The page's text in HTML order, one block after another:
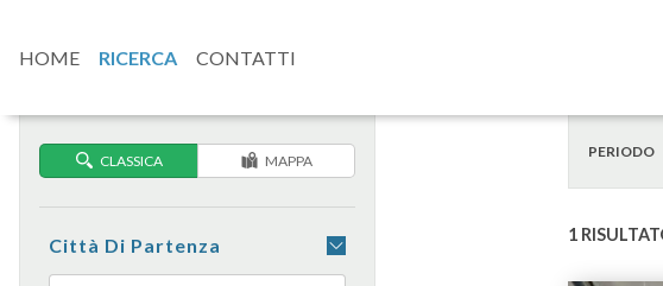
HOME RICERCA CONTATTI
CLASSICA MAPPA
Città Di Partenza
PERIODO
1